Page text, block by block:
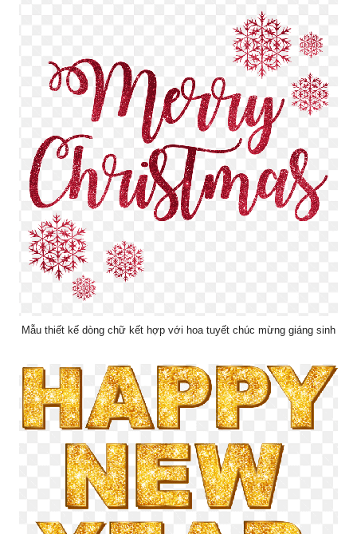
Mẫu thiết kế dòng chữ kết hợp với hoa tuyết chúc mừng giáng sinh